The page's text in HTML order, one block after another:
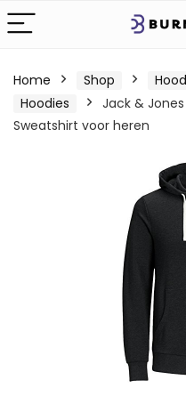
Home Shop
Hoodies
Jack &
Sweatshirt voor heren